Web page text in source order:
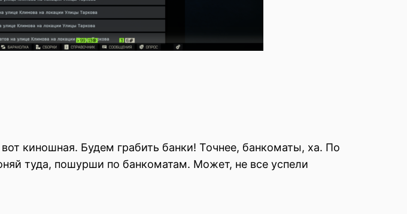
киношная. Будем грабить банки! Точнее, банкоматы, ха. По
туда, пошурши по банкоматам. Может, не все успели